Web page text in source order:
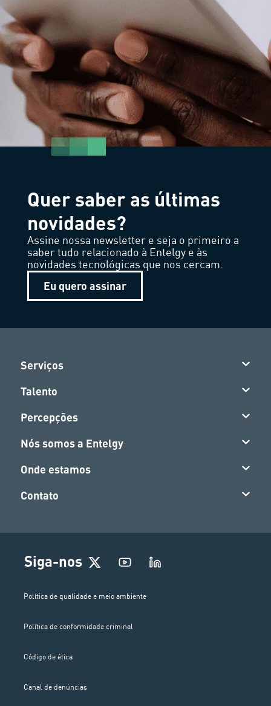
Quer saber as últimas
novidades?
Assine nossa newsletter e seja o primeiro a
saber tudo relacionado à Entelgy e às
novidades tecnológicas que nos cercam.
Eu quero assinar
Serviços
Talento
Percepções
Nós somos a Entelgy
Onde estamos
Contato
Siga-nos
Política de qualidade e meio ambiente
Política de conformidade criminal
Código de ética
Canal de denúncias